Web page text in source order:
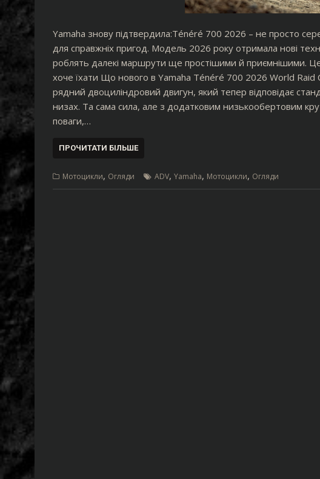
Yamaha знову підтвердила:Ténéré 700 2026 – не просто
для справжніх пригод. Модель 2026 року отримала нові
роблять далекі маршрути ще простішими й приємнішими.
хоче їхати Що нового в Yamaha Ténéré 700 2026 World
рядний двоциліндровий двигун, який тепер відповідає
низах. Та сама сила, але з додатковим низькообертовим
поваги,…
ПРОЧИТАТИ БІЛЬШЕ
Мотоцикли, Огляди ADV, Yamaha, Мотоцикли, Огляди